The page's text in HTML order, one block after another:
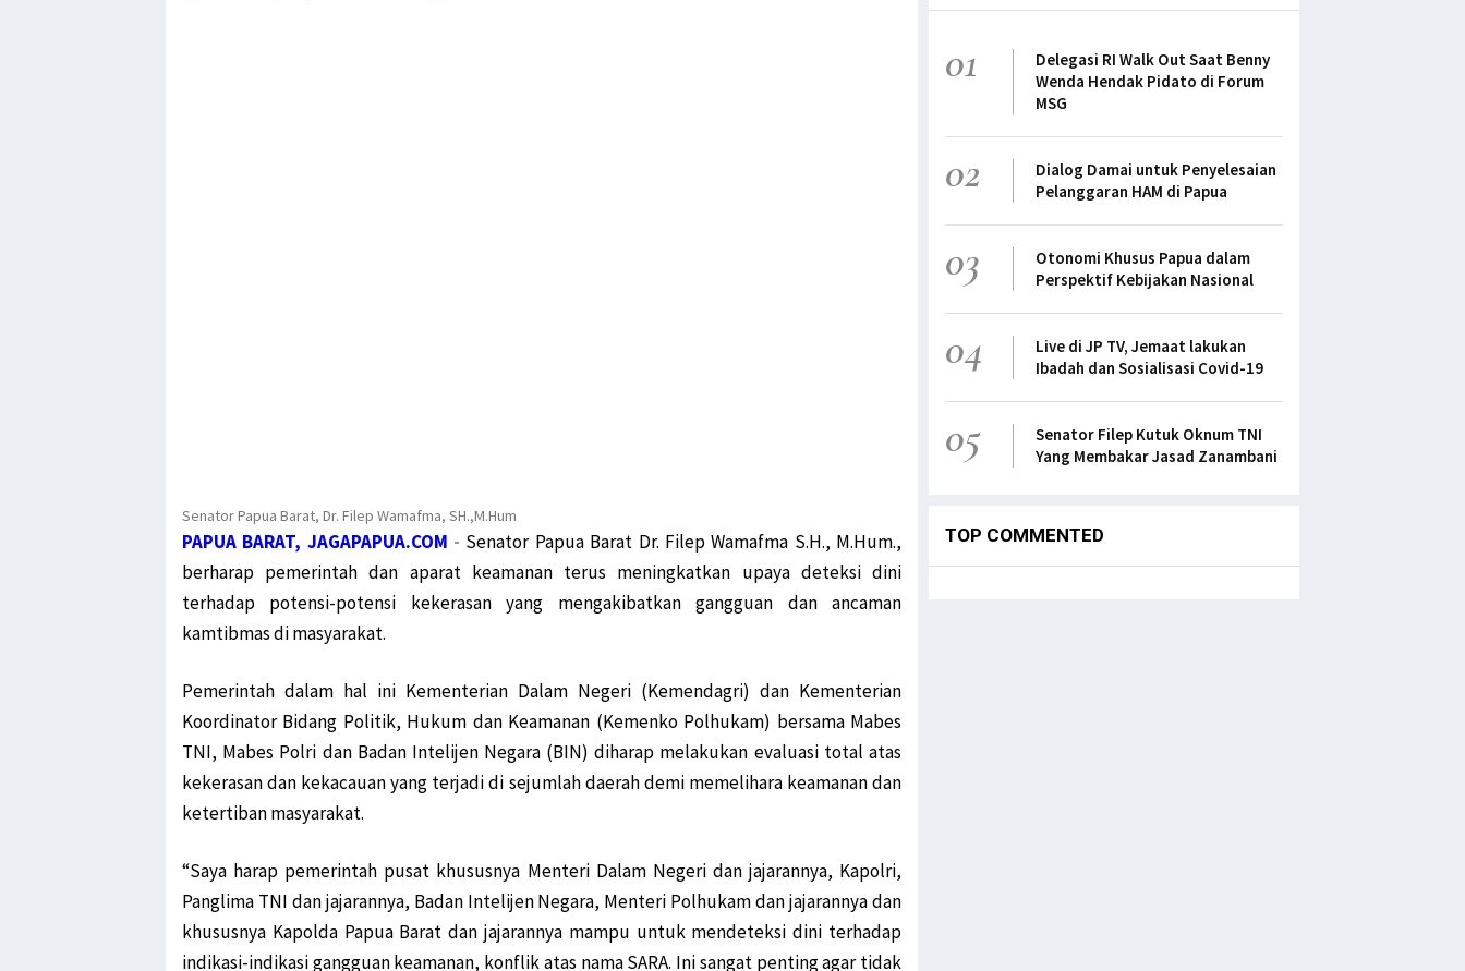
Senator Papua Barat, Dr. Filep Wamafma, SH.,M.Hum
PAPUA BARAT, JAGAPAPUA.COM - Senator Papua Barat Dr. Filep Wamafma S.H., M.Hum.,
berharap pemerintah dan aparat keamanan terus meningkatkan upaya deteksi dini
terhadap potensi-potensi kekerasan yang mengakibatkan gangguan dan ancaman
kamtibmas di masyarakat.
Pemerintah dalam hal ini Kementerian Dalam Negeri (Kemendagri) dan Kementerian
Koordinator Bidang Politik, Hukum dan Keamanan (Kemenko Polhukam) bersama Mabes
TNI, Mabes Polri dan Badan Intelijen Negara (BIN) diharap melakukan evaluasi total atas
kekerasan dan kekacauan yang terjadi di sejumlah daerah demi memelihara keamanan dan
ketertiban masyarakat.
“Saya harap pemerintah pusat khususnya Menteri Dalam Negeri dan jajarannya, Kapolri,
Panglima TNI dan jajarannya, Badan Intelijen Negara, Menteri Polhukam dan jajarannya dan
khususnya Kapolda Papua Barat dan jajarannya mampu untuk mendeteksi dini terhadap
indikasi-indikasi gangguan keamanan, konflik atas nama SARA. Ini sangat penting agar tidak
01
Delegasi RI Walk Out Saat Benny
Wenda Hendak Pidato di Forum
MSG
02
Dialog Damai untuk Penyelesaian
Pelanggaran HAM di Papua
03
Otonomi Khusus Papua dalam
Perspektif Kebijakan Nasional
04
Live di JP TV, Jemaat lakukan
Ibadah dan Sosialisasi Covid-19
05
Senator Filep Kutuk Oknum TNI
Yang Membakar Jasad Zanambani
TOP COMMENTED